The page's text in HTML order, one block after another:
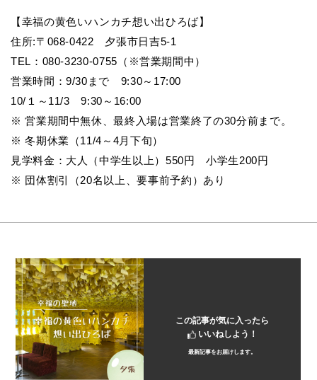
【幸福の黄色いハンカチ想い出ひろば】
住所:〒068-0422 夕張市日吉5-1
TEL ：080-3230-0755（※営業期間中）
営業時間：9/30まで 9:30～17:00
10/ １～11/3 9:30～16:00
※ 営業期間中無休、最終入場は営業終了の30分前まで。
※ 冬期休業（11/4～4月下旬）
見学料金：大人（中学生以上）550円 小学生200円
※ 団体割引（20名以上、要事前予約）あり
この記事が気に入ったら
いいねしよう！
最新記事をお届けします。